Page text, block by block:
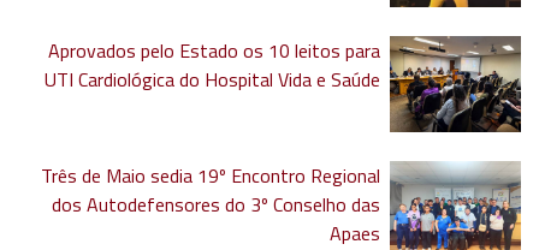
Aprovados pelo Estado os 10 leitos para
UTI Cardiológica do Hospital Vida e Saúde
Três de Maio sedia 19º Encontro Regional
dos Autodefensores do 3º Conselho das
Apaes